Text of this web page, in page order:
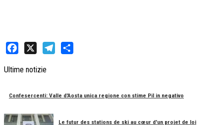
Ultime notizie
Confesercenti: Valle d'Aosta unica regione con stime Pil in negativo
Le futur des stations de ski au cœur d'un projet de loi